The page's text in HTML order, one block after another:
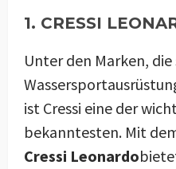
1. CRESSI
Unter den Marken, die
ist Cressi eine der
bekanntesten. Mit
Cressi Leonardo